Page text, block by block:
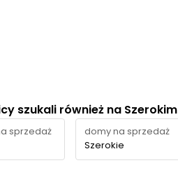
szukali również na Szerokim
sprzedaż
domy na sprzedaż
Szerokie